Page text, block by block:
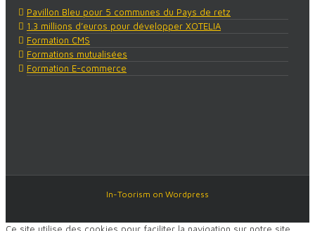
Pavillon Bleu pour 5 communes du Pays de retz
1.3 millions d’euros pour développer XOTELIA
Formation CMS
Formations mutualisées
Formation E-commerce
In-Toorism on Wordpress